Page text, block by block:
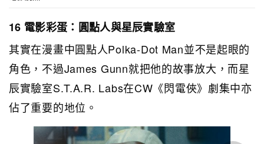
16 電影彩蛋：圓點人與星辰實驗室
其實在漫畫中圓點人Polka-Dot Man並不是起眼的
角色，不過James Gunn就把他的故事放大，而星
辰實驗室S.T.A.R. Labs在CW《閃電俠》劇集中亦
佔了重要的地位。